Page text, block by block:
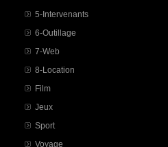
5-Intervenants
6-Outillage
7-Web
8-Location
Film
Jeux
Sport
Voyage